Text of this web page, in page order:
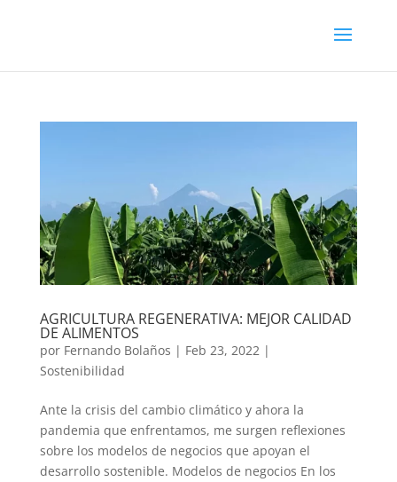
AGRICULTURA REGENERATIVA: MEJOR CALIDAD
DE ALIMENTOS
por Fernando Bolaños | Feb 23, 2022|
Sostenibilidad
Ante la crisis del cambio climático y ahora la
pandemia que enfrentamos, me surgen reflexiones
sobre los modelos de negocios que apoyan el
desarrollo sostenible. Modelos de negocios En los